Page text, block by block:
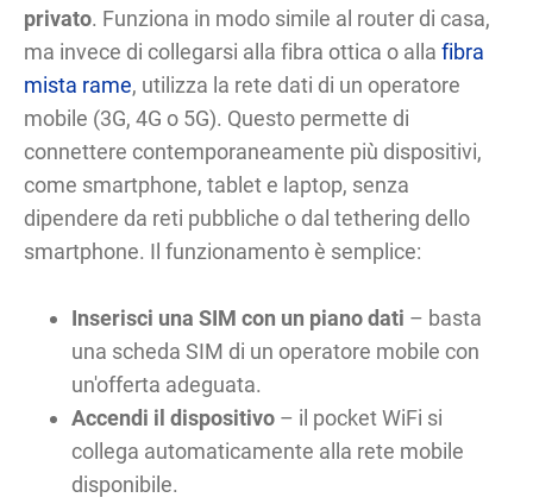
privato. Funziona in modo simile al router di casa,
ma invece di collegarsi alla fibra ottica o allafibra
mista rame, utilizza la rete dati di un operatore
mobile (3G, 4G o 5G). Questo permette di
connettere contemporaneamente più dispositivi,
come smartphone, tablet e laptop, senza
dipendere da reti pubbliche o dal tethering dello
smartphone. Il funzionamento è semplice:
Inserisci una SIM con un piano dati – basta
una scheda SIM di un operatore mobile con
un'offerta adeguata.
Accendi il dispositivo – il pocket WiFi si
collega automaticamente alla rete mobile
disponibile.